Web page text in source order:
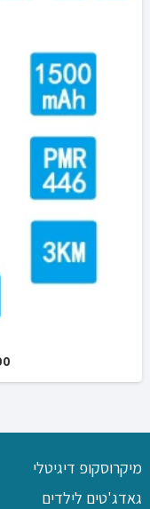
מיקרוסקופ דיגיטלי
גאדג'טים לילדים